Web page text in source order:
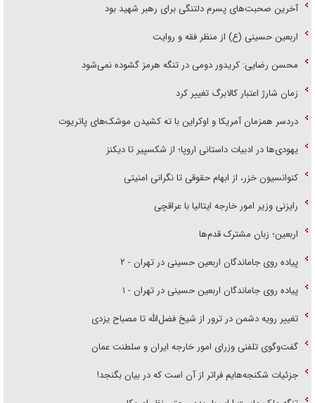
آخرین صحبت‌های پسرم دلتنگی برای رهبر شهید بود
اربعین حسینی (ع) از منظر فقه و روایت
محسن رضایی: کریدور دومی در تنگه هرمز گشوده نمی‌شود
زمان شارژ اعتبار کالابرگ تغییر کرد
دردسر همزمان آمریکا و اوکراین با ته کشیدن موشک‌های پاتریوت
یهودی‌ها در ادبیات داستانی اروپا؛ از شکسپیر تا دیکنز
کنوانسیون خزر، از ابهام حقوقی تا نگرانی امنیتی
رایزنی وزیر امور خارجه ایتالیا با عراقچی
اربعین؛ زبان مشترک قدم‌ها
پیاده روی جاماندگان اربعین حسینی در تهران - ۲
پیاده روی جاماندگان اربعین حسینی در تهران - ۱
تغییر رویه دشمن در ترور از شیخ فضل‌الله تا مصباح یزدی
گفت‌وگوی تلفنی وزرای امور خارجه ایران و سلطنت عمان
جزئیات شکنجه‌هایم فراتر از آن است که در بیان بگنجد!